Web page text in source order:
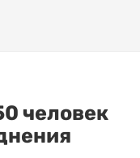
человек